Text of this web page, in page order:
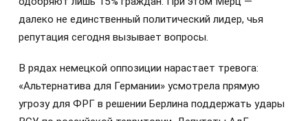
далеко не единственный политический лидер, чья
репутация сегодня вызывает вопросы.
В рядах немецкой оппозиции нарастает тревога:
«Альтернатива для Германии» усмотрела прямую
угрозу для ФРГ в решении Берлина поддержать удары